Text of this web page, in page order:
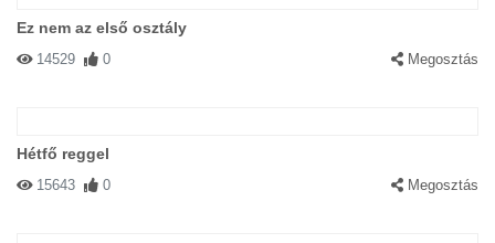
Ez nem az első osztály
14529 0 Megosztás
Hétfő reggel
15643 0 Megosztás